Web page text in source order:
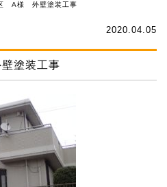
A様 外壁塗装工事
2020.04.05
塗装工事